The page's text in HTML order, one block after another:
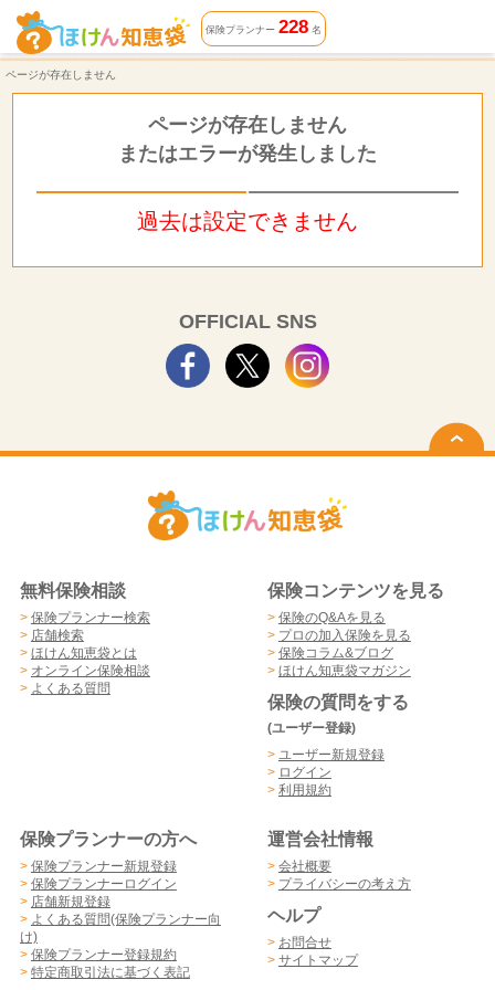
ページが存在しません | ほけん知恵袋
保険プランナー 228名
ページが存在しません
ページが存在しません
またはエラーが発生しました
過去は設定できません
OFFICIAL SNS
無料保険相談
> 保険プランナー検索
> 店舗検索
> ほけん知恵袋とは
> オンライン保険相談
> よくある質問
保険コンテンツを見る
> 保険のQ&Aを見る
> プロの加入保険を見る
> 保険コラム&ブログ
> ほけん知恵袋マガジン
保険の質問をする
(ユーザー登録)
> ユーザー新規登録
> ログイン
> 利用規約
保険プランナーの方へ
> 保険プランナー新規登録
> 保険プランナーログイン
> 店舗新規登録
> よくある質問(保険プランナー向
け)
> 保険プランナー登録規約
> 特定商取引法に基づく表記
運営会社情報
> 会社概要
> プライバシーの考え方
ヘルプ
> お問合せ
> サイトマップ